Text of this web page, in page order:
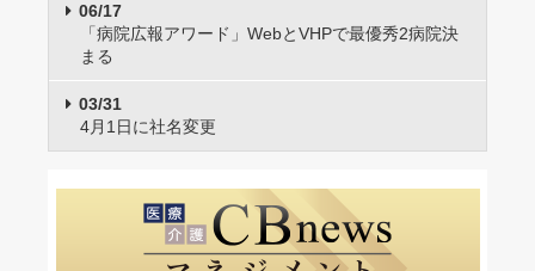
06/17
「病院広報アワード」WebとVHPで最優秀2病院決
まる
03/31
4月1日に社名変更